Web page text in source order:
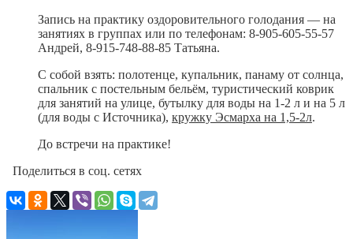
Запись на практику оздоровительного голодания — на
занятиях в группах или по телефонам: 8-905-605-55-57
Андрей, 8-915-748-88-85 Татьяна.
С собой взять: полотенце, купальник, панаму от солнца,
спальник с постельным бельём, туристический коврик
для занятий на улице, бутылку для воды на 1-2 л и на 5 л
(для воды с Источника), кружку Эсмарха на 1,5-2л.
До встречи на практике!
Поделиться в соц. сетях